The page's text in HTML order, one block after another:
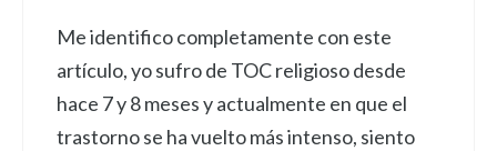
Me identifico completamente con este
artículo, yo sufro de TOC religioso desde
hace 7 y 8 meses y actualmente en que el
trastorno se ha vuelto más intenso, siento